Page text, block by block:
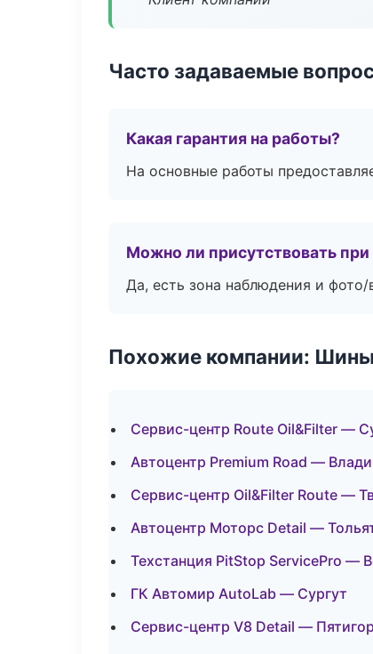
Часто задаваемые
Какая гарантия на работы?
На основные работы
Можно ли присутствовать
Да, есть зона наблюдения и
Похожие компании:
Сервис-центр Route Oil&Filter —
Автоцентр Premium Road —
Сервис-центр Oil&Filter Route —
Автоцентр Моторс Detail —
Техстанция PitStop ServicePro —
ГК Автомир AutoLab — Сургут
Сервис-центр V8 Detail —